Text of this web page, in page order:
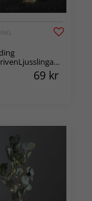
Granar
69 kr